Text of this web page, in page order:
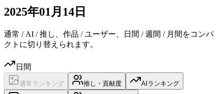
2025年01 月 14日
通常 / AI / 推し、作品 / ユーザー、日間 / 週間 / 月間をコンパ
クトに切り替えられます。
日間
通常ランキング 推し・貢献度 AIランキング